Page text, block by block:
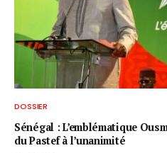
DOSSIER
Sénégal : L’emblématique
du Pastef à l’unanimité